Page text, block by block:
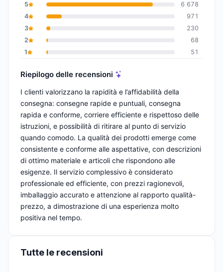
5
6 678
4
971
3
230
2
68
1
51
Riepilogo delle recensioni
I clienti valorizzano la rapidità e l’affidabilità della
consegna: consegne rapide e puntuali, consegna
rapida e conforme, corriere efficiente e rispettoso delle
istruzioni, e possibilità di ritirare al punto di servizio
quando comodo. La qualità dei prodotti emerge come
consistente e conforme alle aspettative, con descrizioni
di ottimo materiale e articoli che rispondono alle
esigenze. Il servizio complessivo è considerato
professionale ed efficiente, con prezzi ragionevoli,
imballaggio accurato e attenzione al rapporto qualità-
prezzo, a dimostrazione di una esperienza molto
positiva nel tempo.
Tutte le recensioni